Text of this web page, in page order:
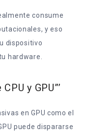
consume
y eso
dispositivo
hardware.
y GPU”’
en GPU como el
puede dispararse